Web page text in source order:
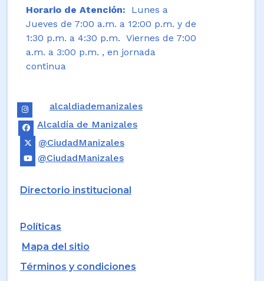
Horario de Atención: Lunes a
Jueves de 7:00 a.m. a 12:00 p.m. y de
1:30 p.m. a 4:30 p.m. Viernes de 7:00
a.m. a 3:00 p.m. , en jornada
continua
alcaldiademanizales
Alcaldía de Manizales
@CiudadManizales
@CiudadManizales
Directorio institucional
Políticas
Mapa del sitio
Términos y condiciones